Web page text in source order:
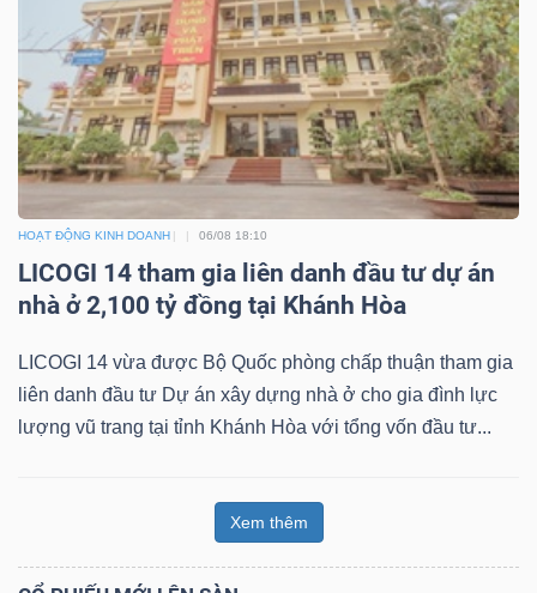
HOẠT ĐỘNG KINH DOANH 06/08 18:10
LICOGI 14 tham gia liên danh đầu tư dự án
nhà ở 2,100 tỷ đồng tại Khánh Hòa
LICOGI 14 vừa được Bộ Quốc phòng chấp thuận tham gia
liên danh đầu tư Dự án xây dựng nhà ở cho gia đình lực
lượng vũ trang tại tỉnh Khánh Hòa với tổng vốn đầu tư...
Xem thêm